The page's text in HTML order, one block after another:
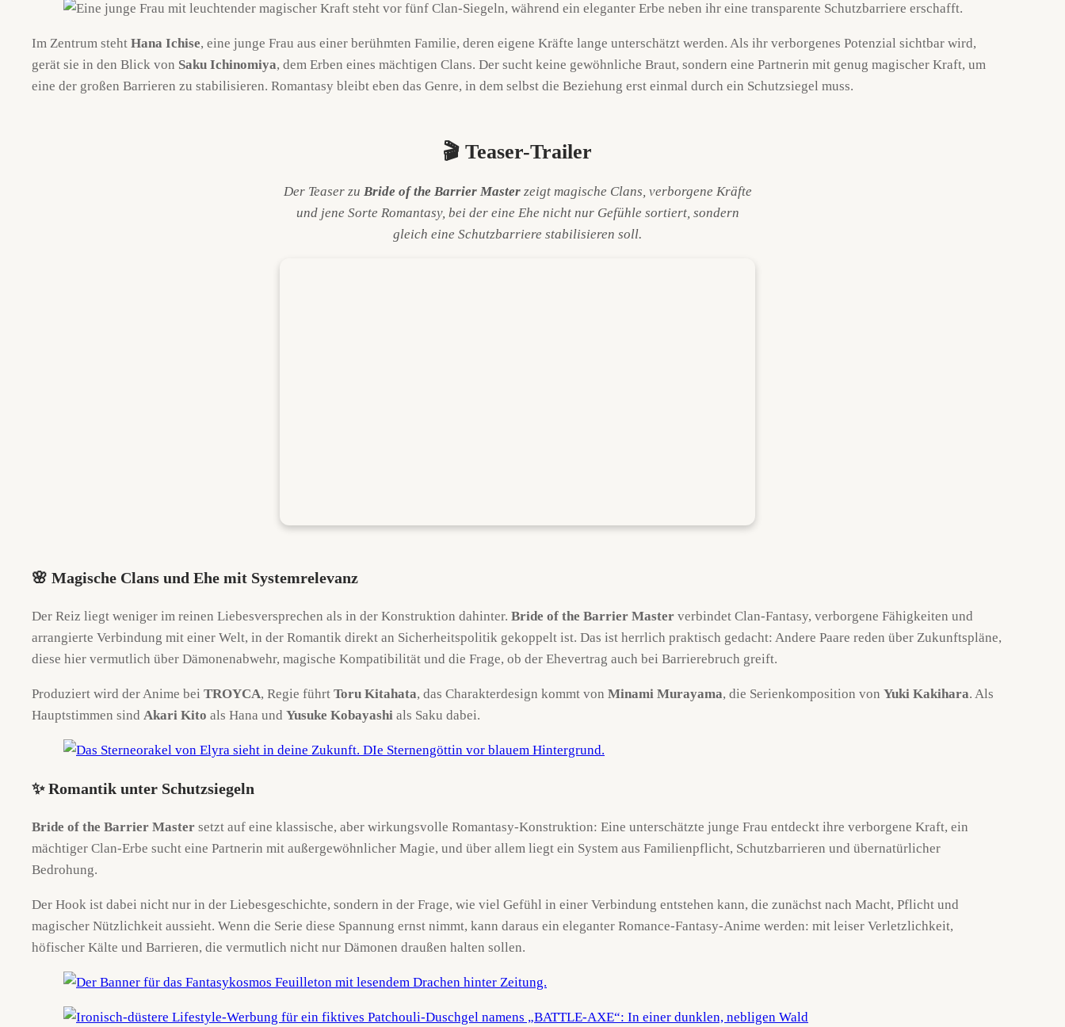
Im Zentrum steht Hana Ichise, eine junge Frau aus einer berühmten Familie, deren eigene Kräfte lange unterschätzt werden. Als ihr verborgenes Potenzial sichtbar wird,
gerät sie in den Blick von Saku Ichinomiya, dem Erben eines mächtigen Clans. Der sucht keine gewöhnliche Braut, sondern eine Partnerin mit genug magischer Kraft, um
eine der großen Barrieren zu stabilisieren. Romantasy bleibt eben das Genre, in dem selbst die Beziehung erst einmal durch ein Schutzsiegel muss.
🎬 Teaser-Trailer
Der Teaser zu Bride of the Barrier Masterzeigt magische Clans, verborgene Kräfte
und jene Sorte Romantasy, bei der eine Ehe nicht nur Gefühle sortiert, sondern
gleich eine Schutzbarriere stabilisieren soll.
🌸 Magische Clans und Ehe mit Systemrelevanz
Der Reiz liegt weniger im reinen Liebesversprechen als in der Konstruktion dahinter. Bride of the Barrier Master verbindet Clan-Fantasy, verborgene Fähigkeiten und
arrangierte Verbindung mit einer Welt, in der Romantik direkt an Sicherheitspolitik gekoppelt ist. Das ist herrlich praktisch gedacht: Andere Paare reden über Zukunftspläne,
diese hier vermutlich über Dämonenabwehr, magische Kompatibilität und die Frage, ob der Ehevertrag auch bei Barrierebruch greift.
Produziert wird der Anime bei TROYCA, Regie führt Toru Kitahata, das Charakterdesign kommt von Minami Murayama, die Serienkomposition von Yuki Kakihara. Als
Hauptstimmen sind Akari Kito als Hana und Yusuke Kobayashi als Saku dabei.
✨ Romantik unter Schutzsiegeln
Bride of the Barrier Master setzt auf eine klassische, aber wirkungsvolle Romantasy-Konstruktion: Eine unterschätzte junge Frau entdeckt ihre verborgene Kraft, ein
mächtiger Clan-Erbe sucht eine Partnerin mit außergewöhnlicher Magie, und über allem liegt ein System aus Familienpflicht, Schutzbarrieren und übernatürlicher
Bedrohung.
Der Hook ist dabei nicht nur in der Liebesgeschichte, sondern in der Frage, wie viel Gefühl in einer Verbindung entstehen kann, die zunächst nach Macht, Pflicht und
magischer Nützlichkeit aussieht. Wenn die Serie diese Spannung ernst nimmt, kann daraus ein eleganter Romance-Fantasy-Anime werden: mit leiser Verletzlichkeit,
höfischer Kälte und Barrieren, die vermutlich nicht nur Dämonen draußen halten sollen.